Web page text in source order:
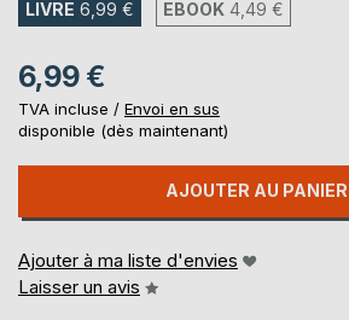
LIVRE 6,99 € EBOOK 4,49 €
6,99 €
TVA incluse / Envoi en sus
disponible (dès maintenant)
AJOUTER AU PANIER
Ajouter à ma liste d'envies
Laisser un avis